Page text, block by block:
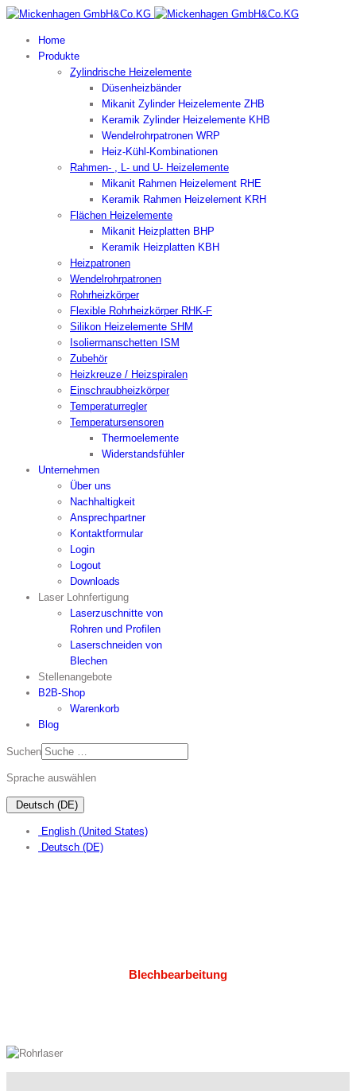
Home
Produkte
Zylindrische Heizelemente
Düsenheizbänder
Mikanit Zylinder Heizelemente ZHB
Keramik Zylinder Heizelemente KHB
Wendelrohrpatronen WRP
Heiz-Kühl-Kombinationen
Rahmen- , L- und U- Heizelemente
Mikanit Rahmen Heizelement RHE
Keramik Rahmen Heizelement KRH
Flächen Heizelemente
Mikanit Heizplatten BHP
Keramik Heizplatten KBH
Heizpatronen
Wendelrohrpatronen
Rohrheizkörper
Flexible Rohrheizkörper RHK-F
Silikon Heizelemente SHM
Isoliermanschetten ISM
Zubehör
Heizkreuze / Heizspiralen
Einschraubheizkörper
Temperaturregler
Temperatursensoren
Thermoelemente
Widerstandsfühler
Unternehmen
Über uns
Nachhaltigkeit
Ansprechpartner
Kontaktformular
Login
Logout
Downloads
Laser Lohnfertigung
Laserzuschnitte von
Rohren und Profilen
Laserschneiden von
Blechen
Stellenangebote
B2B-Shop
Warenkorb
Blog
Suchen
Sprache auswählen
Deutsch (DE)
English (United States)
Deutsch (DE)
Blechbearbeitung